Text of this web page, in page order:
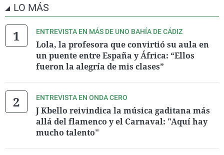
LO MÁS
ENTREVISTA EN MÁS DE UNO BAHÍA DE CÁDIZ
Lola, la profesora que convirtió su aula en
un puente entre España y África: “Ellos
fueron la alegría de mis clases”
ENTREVISTA EN ONDA CERO
J Kbello reivindica la música gaditana más
allá del flamenco y el Carnaval: "Aquí hay
mucho talento"